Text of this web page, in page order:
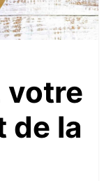
votre
de la